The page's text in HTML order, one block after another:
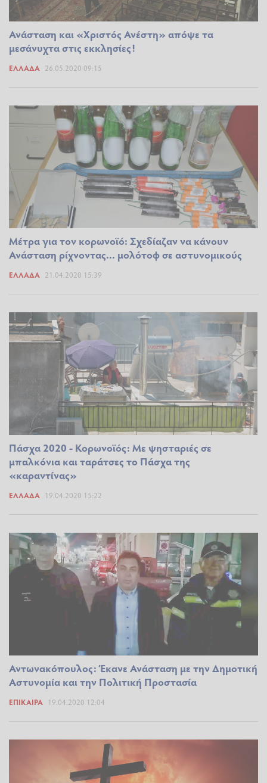
Ανάσταση και «Χριστός Ανέστη» απόψε τα
μεσάνυχτα στις εκκλησίες!
ΕΛΛΆΔΑ 26.05.2020 09:15
Μέτρα για τον κορωνοϊό: Σχεδίαζαν να κάνουν
Ανάσταση ρίχνοντας... μολότοφ σε αστυνομικούς
ΕΛΛΆΔΑ 21.04.2020 15:39
Πάσχα 2020 - Κορωνοϊός: Με ψησταριές σε
μπαλκόνια και ταράτσες το Πάσχα της
«καραντίνας»
ΕΛΛΆΔΑ 19.04.2020 15:22
Αντωνακόπουλος: Έκανε Ανάσταση με την Δημοτική
Αστυνομία και την Πολιτική Προστασία
ΕΠΊΚΑΙΡΑ 19.04.2020 12:04